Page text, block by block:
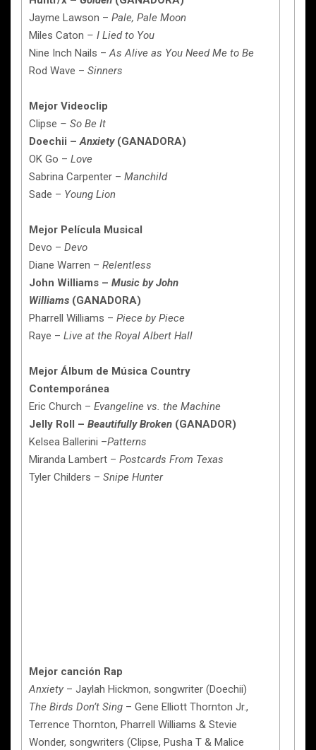
Jayme Lawson – Pale, Pale Moon
Miles Caton – I Lied to You
Nine Inch Nails –As Alive as You Need Me to Be
Rod Wave – Sinners
Mejor Videoclip
Clipse – So Be It
Doechii – Anxiety(GANADORA)
OK Go – Love
Sabrina Carpenter – Manchild
Sade – Young Lion
Mejor Película Musical
Devo – Devo
Diane Warren – Relentless
John Williams – Music by John
Williams (GANADORA)
Pharrell Williams – Piece by Piece
Raye – Live at the Royal Albert Hall
Mejor Álbum de Música Country
Contemporánea
Eric Church – Evangeline vs. the Machine
Jelly Roll – Beautifully Broken (GANADOR)
Kelsea Ballerini –Patterns
Miranda Lambert – Postcards From Texas
Tyler Childers – Snipe Hunter
Mejor canción Rap
Anxiety – Jaylah Hickmon, songwriter (Doechii)
The Birds Don’t Sing – Gene Elliott Thornton Jr.,
Terrence Thornton, Pharrell Williams & Stevie
Wonder, songwriters (Clipse, Pusha T & Malice